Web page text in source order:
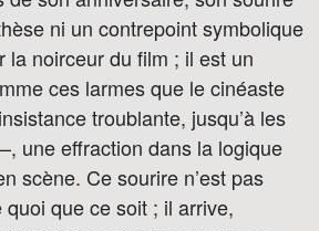
ni un contrepoint symbolique
la noirceur du film ; il est un
ces larmes que le cinéaste
troublante, jusqu’à les
une effraction dans la logique
scène. Ce sourire n’est pas
que ce soit ; il arrive,